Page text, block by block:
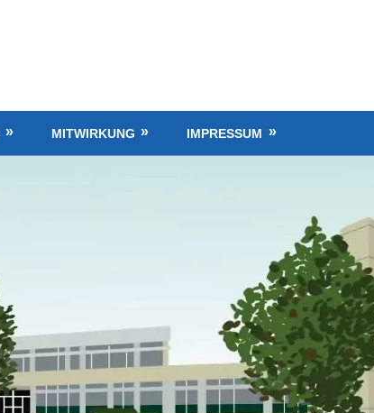
MITWIRKUNG IMPRESSUM